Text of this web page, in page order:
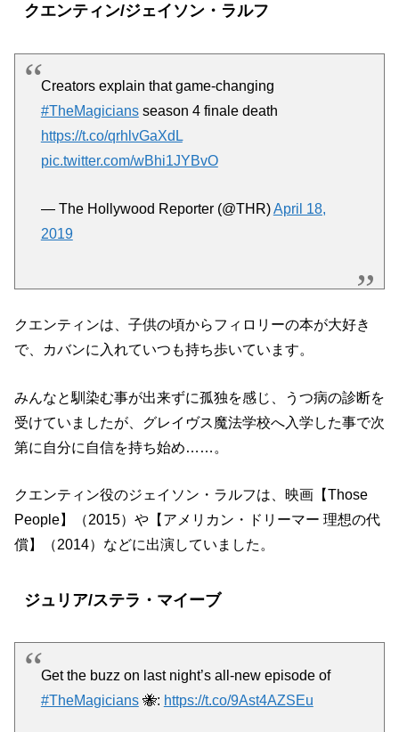
クエンティン/ジェイソン・ラルフ
Creators explain that game-changing
#TheMagiciansseason 4 finale death
https://t.co/qrhlvGaXdL
pic.twitter.com/wBhi1JYBvO
— The Hollywood Reporter (@THR)April 18,
2019
クエンティンは、子供の頃からフィロリーの本が大好き
で、カバンに入れていつも持ち歩いています。
みんなと馴染む事が出来ずに孤独を感じ、うつ病の診断を
受けていましたが、グレイヴス魔法学校へ入学した事で次
第に自分に自信を持ち始め……。
クエンティン役のジェイソン・ラルフは、映画【Those
People】（2015）や【アメリカン・ドリーマー 理想の代
償】（2014）などに出演していました。
ジュリア/ステラ・マイーブ
Get the buzz on last night’s all-new episode of
#TheMagicians🐝: https://t.co/9Ast4AZSEu